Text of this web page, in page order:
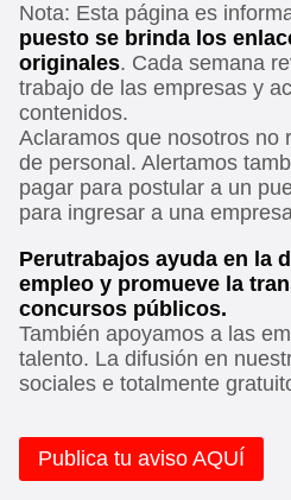
Nota: Esta página es
puesto se brinda los
originales. Cada semana
trabajo de las empresas y
contenidos.
Aclaramos que nosotros no
de personal. Alertamos
pagar para postular a un
para ingresar a una
Perutrabajos ayuda en la
empleo y promueve la
concursos públicos.
También apoyamos a las
talento. La difusión en
sociales e totalmente
Publica tu aviso AQUÍ